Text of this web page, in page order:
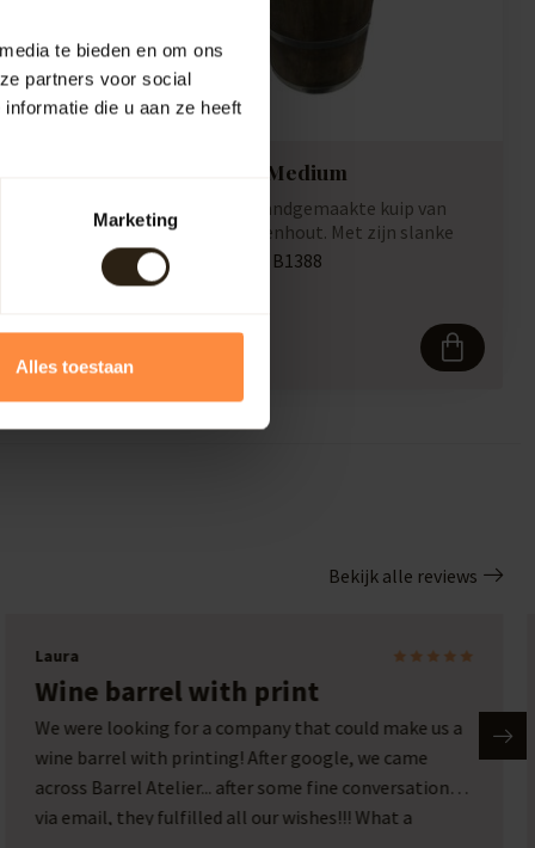
te bieden en om ons
partners voor social
die u aan ze heeft
Marketing
Alles toestaan
van
Skye Vase Medium
Prachtige, handgemaakte kuip van
kwaliteit eikenhout. Met zijn slanke
design en ...
Artikelcode:
B1388
Bekijk alle reviews
Laura
Wine barrel with print
We were looking for a company that could make us a
wine barrel with printing! After google, we came
across Barrel Atelier... after some fine conversations
via email, they fulfilled all our wishes!!! What a